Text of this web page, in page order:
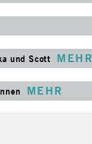
und Scott MEHR
MEHR